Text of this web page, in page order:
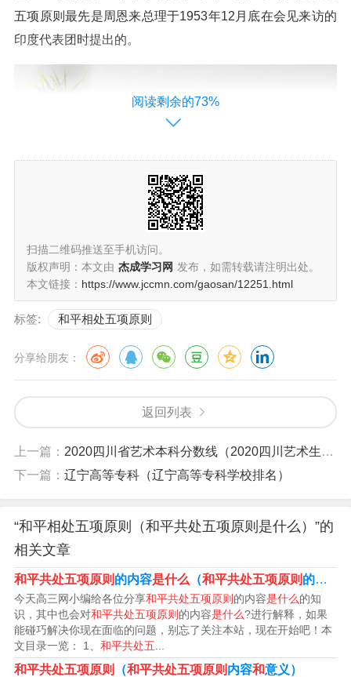
五项原则最先是周恩来总理于1953年12月底在会见来访的
印度代表团时提出的。
和平共处五项原则
1、和平共处五项原则：互相尊重主权和领土完整、互不侵
犯、互不干涉内政、平等互利、和平共处。
2、法律分析：和平共处五项基本原则是：互相尊重领土完
整、互不侵犯、互不干涉内政、平等互惠、和平共处。
3、法律分析：坚持互相尊重主权和领土完整、互不侵犯、
据：《中华人民共和国宪法》序言 中国革命、建设、改革
的成就是同世界人民的支持分不开的。
4、和平共处五项原则即：互相尊重领土主权（在亚非会议
上改为互相尊重主权和领土完整）、互不侵犯、互不干涉
内政、平等互惠（在中印、中缅联合声明中改为平等互
利）和和平共处。
阅读剩余的73%
扫描二维码推送至手机访问。
版权声明：本文由 杰成学习网 发布，如需转载请注明出处。
本文链接： https://www.jccmn.com/gaosan/12251.html
标签: 和平相处五项原则
分享给朋友：
返回列表
上一篇： 2020四川省艺术本科分数线（2020四川艺术生本科录取分数线）
下一篇： 辽宁高等专科（辽宁高等专科学校排名）
“和平相处五项原则（和平共处五项原则是什么）”的
相关文章
和平共处五项原则 的内容是什么 （和平共处五项原则 的内容
今天高三网小编给各位分享和平共处五项原则 的内容是什么的知
识，其中也会对和平共处五项原则 的内容是什么?进行解释，如果
能碰巧解决你现在面临的问题，别忘了关注本站，现在开始吧！本
文目录一览： 1、 和平共处五
和平共处五项原则 （和平共处五项原则 内容和意义）